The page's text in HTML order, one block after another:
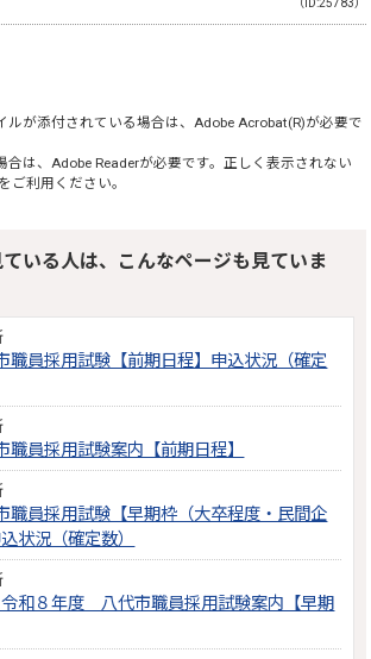
（ID:25783）
ルが添付されている場合は、Adobe Acrobat(R)が必要で
合は、Adobe Readerが必要です。正しく表示されない
ご利用ください。
いる人は、こんなページも見ていま
員採用試験【前期日程】申込状況（確定
員採用試験案内【前期日程】
員採用試験【早期枠（大卒程度・民間企
状況（確定数）
令和８年度 八代市職員採用試験案内【早期